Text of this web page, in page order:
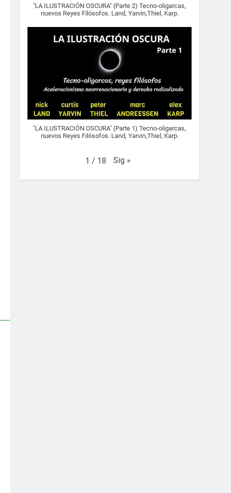
"LA ILUSTRACIÓN OSCURA" (Parte 2) Tecno-oligarcas,
nuevos Reyes Filósofos. Land, Yarvin,Thiel, Karp.
"LA ILUSTRACIÓN OSCURA" (Parte 1) Tecno-oligarcas,
nuevos Reyes Filósofos. Land, Yarvin,Thiel, Karp.
1 / 18 Sig »